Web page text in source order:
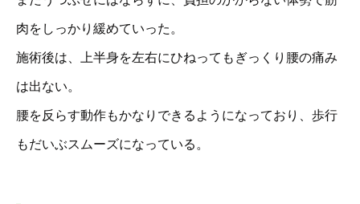
肉をしっかり緩めていった。
施術後は、上半身を左右にひねってもぎっくり腰の痛み
は出ない。
腰を反らす動作もかなりできるようになっており、歩行
もだいぶスムーズになっている。